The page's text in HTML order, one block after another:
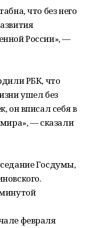
что без него
России», —
РБК, что
ушел без
он вписал себя в
— сказали
Госдумы,
февраля